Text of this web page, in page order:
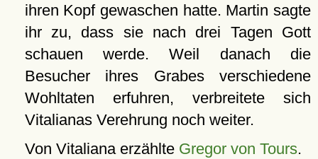
ihren Kopf gewaschen hatte. Martin sagte
ihr zu, dass sie nach drei Tagen Gott
schauen werde. Weil danach die
Besucher ihres Grabes verschiedene
Wohltaten erfuhren, verbreitete sich
Vitalianas Verehrung noch weiter.
Von Vitaliana erzählte Gregor von Tours.